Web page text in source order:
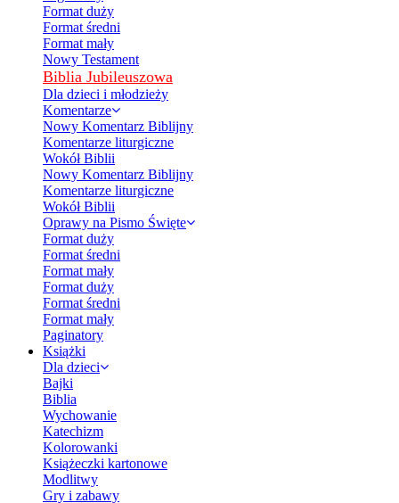
Format duży
Format średni
Format mały
Nowy Testament
Biblia Jubileuszowa
Dla dzieci i młodzieży
Komentarze
Nowy Komentarz Biblijny
Komentarze liturgiczne
Wokół Biblii
Nowy Komentarz Biblijny
Komentarze liturgiczne
Wokół Biblii
Oprawy na Pismo Święte
Format duży
Format średni
Format mały
Format duży
Format średni
Format mały
Paginatory
Książki
Dla dzieci
Bajki
Biblia
Wychowanie
Katechizm
Kolorowanki
Książeczki kartonowe
Modlitwy
Gry i zabawy